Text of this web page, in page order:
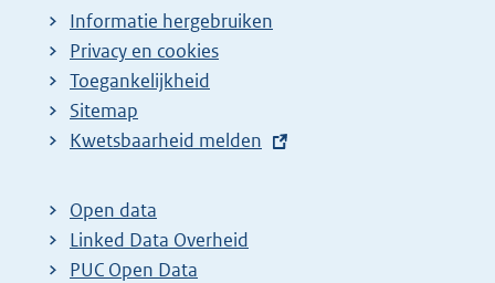
Informatie hergebruiken
Privacy en cookies
Toegankelijkheid
Sitemap
E
t
e
r
Kwetsbaarheid melden
Open data
Linked Data Overheid
PUC Open Data